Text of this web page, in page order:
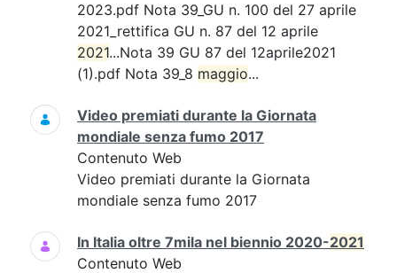
2023.pdf Nota 39_GU n. 100 del 27 aprile
2021_rettifica GU n. 87 del 12 aprile
2021...Nota 39 GU 87 del 12aprile2021
(1).pdf Nota 39_8 maggio...
Video premiati durante la Giornata
mondiale senza fumo 2017
Contenuto Web
Video premiati durante la Giornata
mondiale senza fumo 2017
In Italia oltre 7mila nel biennio 2020-2021
Contenuto Web